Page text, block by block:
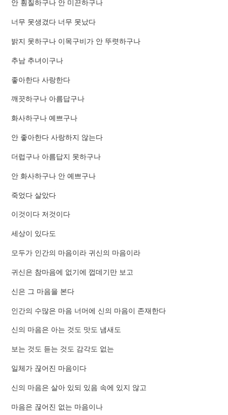
안 훤칠하구나 안 미끈하구나
너무 못생겼다 너무 못났다
밝지 못하구나 이목구비가 안 뚜렷하구나
추남 추녀이구나
좋아한다 사랑한다
깨끗하구나 아름답구나
화사하구나 예쁘구나
안 좋아한다 사랑하지 않는다
더럽구나 아름답지 못하구나
안 화사하구나 안 예쁘구나
죽었다 살았다
이것이다 저것이다
세상이 있다도
모두가 인간의 마음이라 귀신의 마음이라
귀신은 참마음에 없기에 껍데기만 보고
신은 그 마음을 본다
인간의 수많은 마음 너머에 신의 마음이 존재한다
신의 마음은 아는 것도 맛도 냄새도
보는 것도 듣는 것도 감각도 없는
일체가 끊어진 마음이다
신의 마음은 살아 있되 있음 속에 있지 않고
마음은 끊어진 없는 마음이나